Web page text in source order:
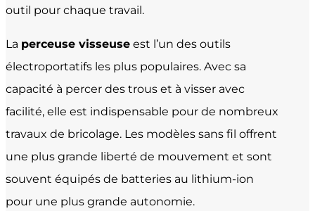
outil pour chaque travail.
La perceuse visseuse est l’un des outils
électroportatifs les plus populaires. Avec sa
capacité à percer des trous et à visser avec
facilité, elle est indispensable pour de nombreux
travaux de bricolage. Les modèles sans fil offrent
une plus grande liberté de mouvement et sont
souvent équipés de batteries au lithium-ion
pour une plus grande autonomie.